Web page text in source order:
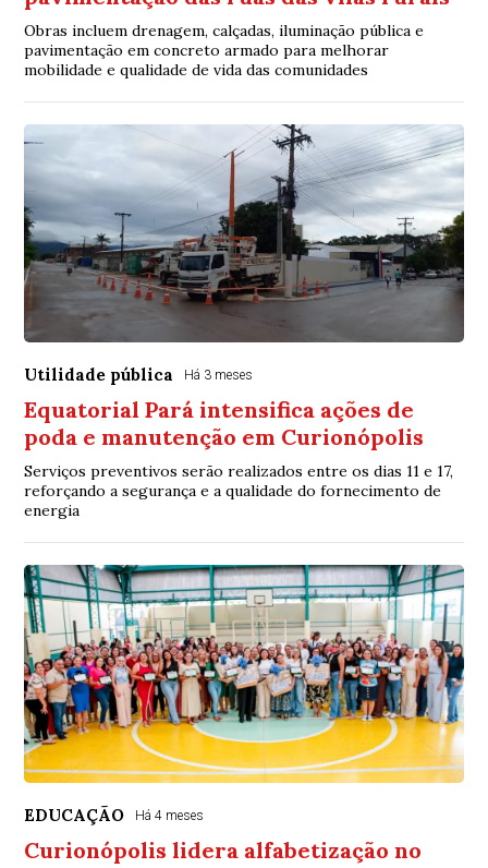
Obras incluem drenagem, calçadas, iluminação pública e
pavimentação em concreto armado para melhorar
mobilidade e qualidade de vida das comunidades
Utilidade pública Há 3 meses
Equatorial Pará intensifica ações de
poda e manutenção em Curionópolis
Serviços preventivos serão realizados entre os dias 11 e 17,
reforçando a segurança e a qualidade do fornecimento de
energia
EDUCAÇÃO Há 4 meses
Curionópolis lidera alfabetização no